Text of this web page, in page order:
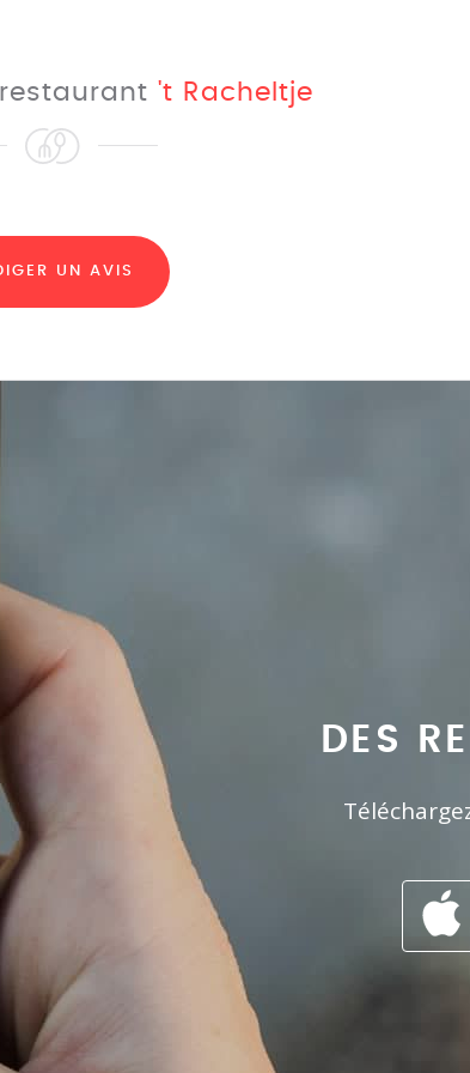
restaurant't Racheltje
UN AVIS
DES